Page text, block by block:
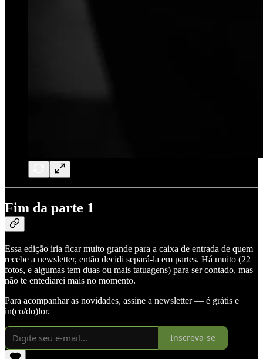
Fim da parte 1
Essa edição iria ficar muito grande para a caixa de entrada de quem
recebe a newsletter, então decidi separá-la em partes. Há muito (22
fotos, e algumas tem duas ou mais tatuagens) para ser contado, mas
não te entediarei mais no momento.
Para acompanhar as novidades, assine a newsletter — é grátis e
in(co/do)lor.
Inscreva-se